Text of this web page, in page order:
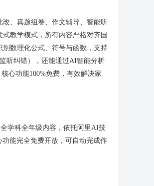
、真题组卷、作文辅导、智能听
教学模式，所有内容严格对齐国
数理化公式、符号与函数，支持
听纠错），还能通过AI智能分析
心功能100%免费，有效解决家
学科全年级内容，依托阿里AI技
能完全免费开放，可自动完成作